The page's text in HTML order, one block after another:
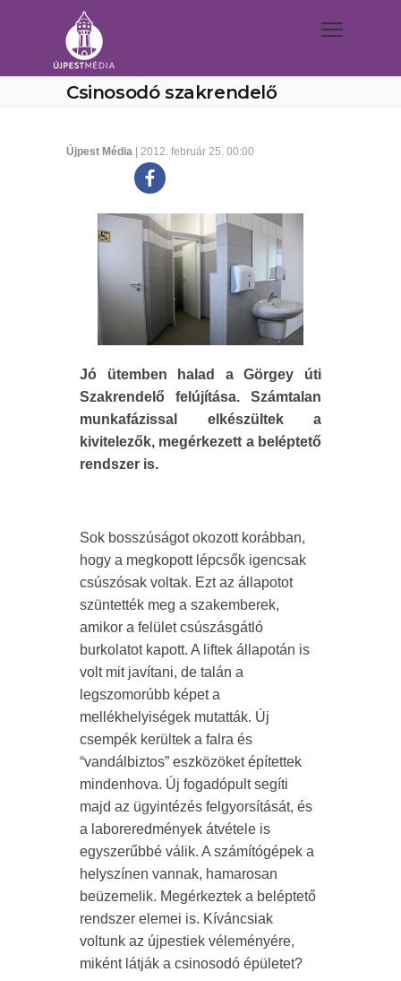
Csinosodó szakrendelő
Újpest Média | 2012. február 25. 00:00
Jó ütemben halad a Görgey úti
Szakrendelő felújítása. Számtalan
munkafázissal elkészültek a
kivitelezők, megérkezett a beléptető
rendszer is.
Sok bosszúságot okozott korábban,
hogy a megkopott lépcsők igencsak
csúszósak voltak. Ezt az állapotot
szüntették meg a szakemberek,
amikor a felület csúszásgátló
burkolatot kapott. A liftek állapotán is
volt mit javítani, de talán a
legszomorúbb képet a
mellékhelyiségek mutatták. Új
csempék kerültek a falra és
“vandálbiztos” eszközöket építettek
mindenhova. Új fogadópult segíti
majd az ügyintézés felgyorsítását, és
a laboreredmények átvétele is
egyszerűbbé válik. A számítógépek a
helyszínen vannak, hamarosan
beüzemelik. Megérkeztek a beléptető
rendszer elemei is. Kíváncsiak
voltunk az újpestiek véleményére,
miként látják a csinosodó épületet?